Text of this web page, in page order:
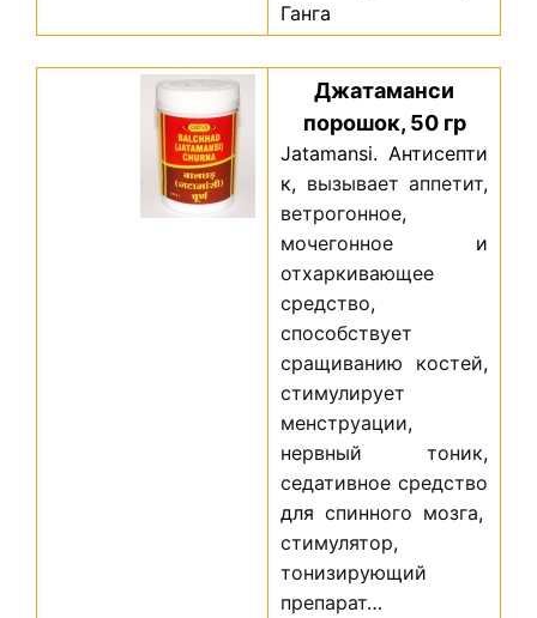
Ганга
Джатаманси
порошок, 50 гр
Jatamansi. Антисепти
к, вызывает аппетит,
ветрогонное,
мочегонное и
отхаркивающее
средство,
способствует
сращиванию
костей,
стимулирует
менструации,
нервный
тоник,
седативное средство
для спинного мозга,
стимулятор,
тонизирующий
препарат…